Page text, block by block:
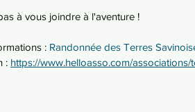
à vous joindre à l'aventure !
: Randonnée des Terres
: https://www.helloasso.com/